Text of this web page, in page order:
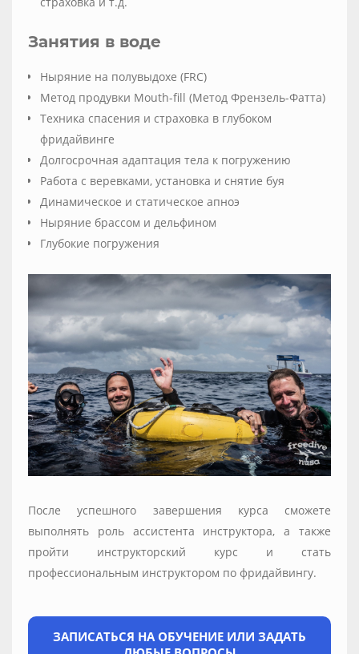
Занятия в воде
Ныряние на полувыдохе (FRC)
Метод продувки Mouth-fill (Метод Френзель-Фатта)
Техника спасения и страховка в глубоком
фридайвинге
Долгосрочная адаптация тела к погружению
Работа с веревками, установка и снятие буя
Динамическое и статическое апноэ
Ныряние брассом и дельфином
Глубокие погружения
После успешного завершения курса сможете
выполнять роль ассистента инструктора, а также
пройти инструкторский курс и стать
профессиональным инструктором по фридайвингу.
ЗАПИСАТЬСЯ НА ОБУЧЕНИЕ ИЛИ ЗАДАТЬ